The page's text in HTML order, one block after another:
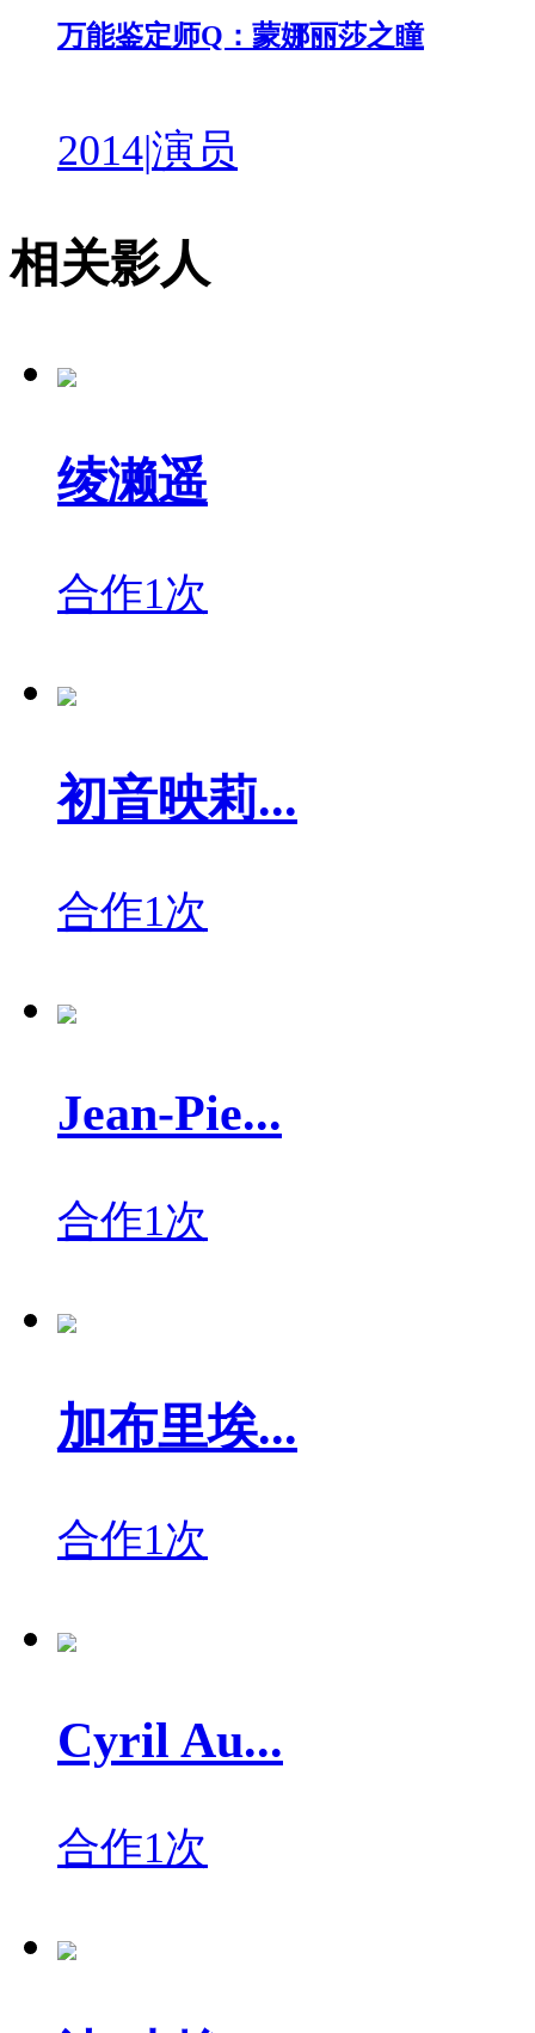
万能鉴定师Q：蒙娜丽莎之瞳
2014|演员
相关影人
绫濑遥
合作1次
初音映莉...
合作1次
Jean-Pie...
合作1次
加布里埃...
合作1次
Cyril Au...
合作1次